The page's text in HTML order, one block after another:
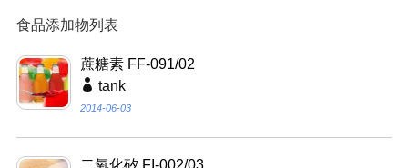
食品添加物列表
蔗糖素 FF-091/02
tank
2014-06-03
二氧化矽 FI-002/03